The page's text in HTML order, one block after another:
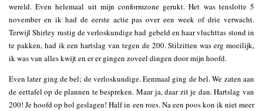
wereld. Even helemaal uit mijn conformzone gerukt. Het was tenslotte 5
november en ik had de eerste actie pas over een week of drie verwacht.
Terwijl Shirley rustig de verloskundige had gebeld en haar vluchttas stond in
te pakken, had ik een hartslag van tegen de 200. Stilzitten was erg moeilijk,
ik was van alles kwijt en er er gingen zoveel dingen door mijn hoofd.
Even later ging de bel; de verloskundige. Eenmaal ging de bel. We zaten aan
de eettafel op de plannen te bespreken. Maar ja, daar zit je dan. Hartslag van
200! Je hoofd op hol geslagen! Half in een roes. Na een poos kon ik niet meer